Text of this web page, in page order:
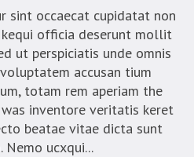
sint occaecat cupidatat non
officia deserunt mollit
ut perspiciatis unde omnis
accusan tium
totam rem aperiam the
inventore veritatis keret
beatae vitae dicta sunt
Nemo ucxqui...